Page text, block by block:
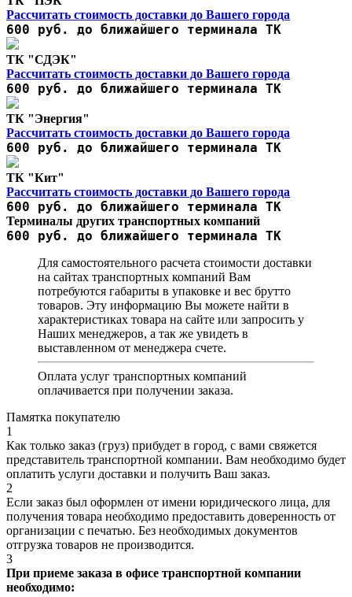
Рассчитать стоимость доставки до Вашего города
600 руб. до ближайшего терминала ТК
ТК "СДЭК"
Рассчитать стоимость доставки до Вашего города
600 руб. до ближайшего терминала ТК
ТК "Энергия"
Рассчитать стоимость доставки до Вашего города
600 руб. до ближайшего терминала ТК
ТК "Кит"
Рассчитать стоимость доставки до Вашего города
600 руб. до ближайшего терминала ТК
Терминалы других транспортных компаний
600 руб. до ближайшего терминала ТК
Для самостоятельного расчета стоимости доставки
на сайтах транспортных компаний Вам
потребуются габариты в упаковке и вес брутто
товаров. Эту информацию Вы можете найти в
характеристиках товара на сайте или запросить у
Наших менеджеров, а так же увидеть в
выставленном от менеджера счете.
Оплата услуг транспортных компаний
оплачивается при получении заказа.
Памятка покупателю
1
Как только заказ (груз) прибудет в город, с вами свяжется
представитель транспортной компании. Вам необходимо будет
оплатить услуги доставки и получить Ваш заказ.
2
Если заказ был оформлен от имени юридического лица, для
получения товара необходимо предоставить доверенность от
организации с печатью. Без необходимых документов
отгрузка товаров не производится.
3
При приеме заказа в офисе транспортной компании
необходимо: